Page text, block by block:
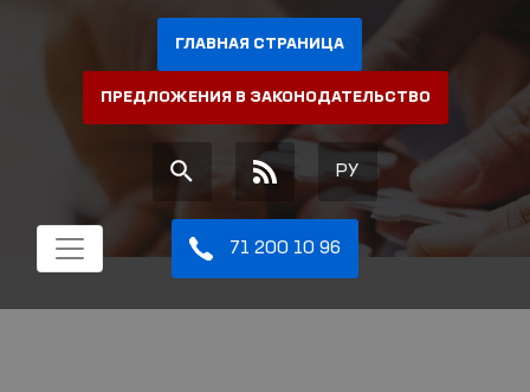
ГЛАВНАЯ СТРАНИЦА
ПРЕДЛОЖЕНИЯ В ЗАКОНОДАТЕЛЬСТВО
РУ
71 200 10 96